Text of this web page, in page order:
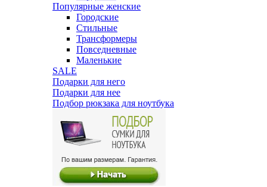
Популярные женские
Городские
Стильные
Трансформеры
Повседневные
Маленькие
SALE
Подарки для него
Подарки для нее
Подбор рюкзака для ноутбука